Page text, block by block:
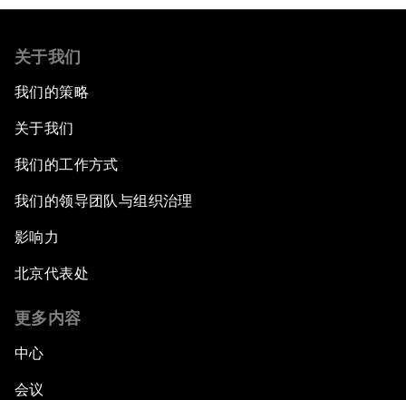
关于我们
我们的策略
关于我们
我们的工作方式
我们的领导团队与组织治理
影响力
北京代表处
更多内容
中心
会议